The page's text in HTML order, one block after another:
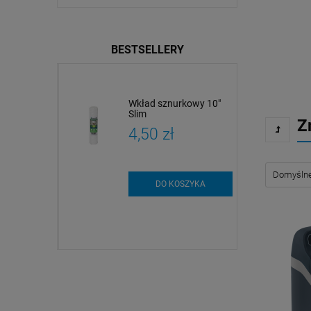
BESTSELLERY
Wkład sznurkowy 10"
Slim
4,50 zł
DO KOSZYKA